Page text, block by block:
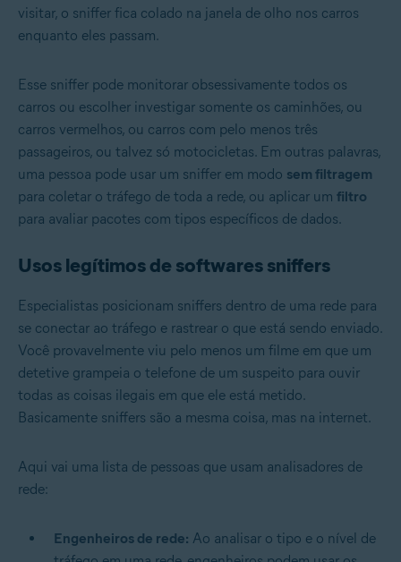
visitar, o sniffer fica colado na janela de olho nos carros
enquanto eles passam.
Esse sniffer pode monitorar obsessivamente todos os
carros ou escolher investigar somente os caminhões, ou
carros vermelhos, ou carros com pelo menos três
passageiros, ou talvez só motocicletas. Em outras palavras,
uma pessoa pode usar um sniffer em modo sem filtragem
para coletar o tráfego de toda a rede, ou aplicar um filtro
para avaliar pacotes com tipos específicos de dados.
Usos legítimos de softwares sniffers
Especialistas posicionam sniffers dentro de uma rede para
se conectar ao tráfego e rastrear o que está sendo enviado.
Você provavelmente viu pelo menos um filme em que um
detetive grampeia o telefone de um suspeito para ouvir
todas as coisas ilegais em que ele está metido.
Basicamente sniffers são a mesma coisa, mas na internet.
Aqui vai uma lista de pessoas que usam analisadores de
rede:
Engenheiros de rede: Ao analisar o tipo e o nível de